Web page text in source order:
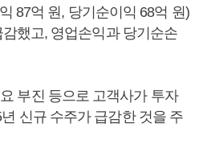
87억 원, 당기순이익 68억 원)
했고, 영업손익과 당기순손
부진 등으로 고객사가 투자
신규 수주가 급감한 것을 주